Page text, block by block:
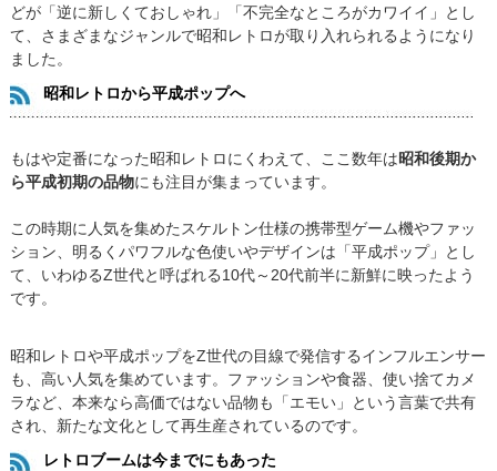
どが「逆に新しくておしゃれ」「不完全なところがカワイイ」とし
て、さまざまなジャンルで昭和レトロが取り入れられるようになり
ました。
昭和レトロから平成ポップへ
もはや定番になった昭和レトロにくわえて、ここ数年は昭和後期か
ら平成初期の品物にも注目が集まっています。
この時期に人気を集めたスケルトン仕様の携帯型ゲーム機やファッ
ション、明るくパワフルな色使いやデザインは「平成ポップ」とし
て、いわゆるZ世代と呼ばれる10代～20代前半に新鮮に映ったよう
です。
昭和レトロや平成ポップをZ世代の目線で発信するインフルエンサー
も、高い人気を集めています。ファッションや食器、使い捨てカメ
ラなど、本来なら高価ではない品物も「エモい」という言葉で共有
され、新たな文化として再生産されているのです。
レトロブームは今までにもあった